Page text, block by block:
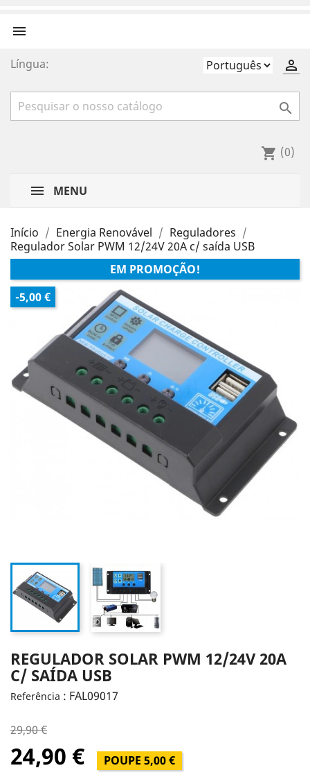


Língua:

shopping_cart (0)
MENU
Início Energia Renovável
Reguladores
Regulador Solar PWM 12/24V 20A c/ saída USB
EM PROMOÇÃO!
-5,00 €
REGULADOR SOLAR PWM 12/24V 20A
C/ SAÍDA USB
Referência : FAL09017
29,90 €
24,90 € POUPE 5,00 €